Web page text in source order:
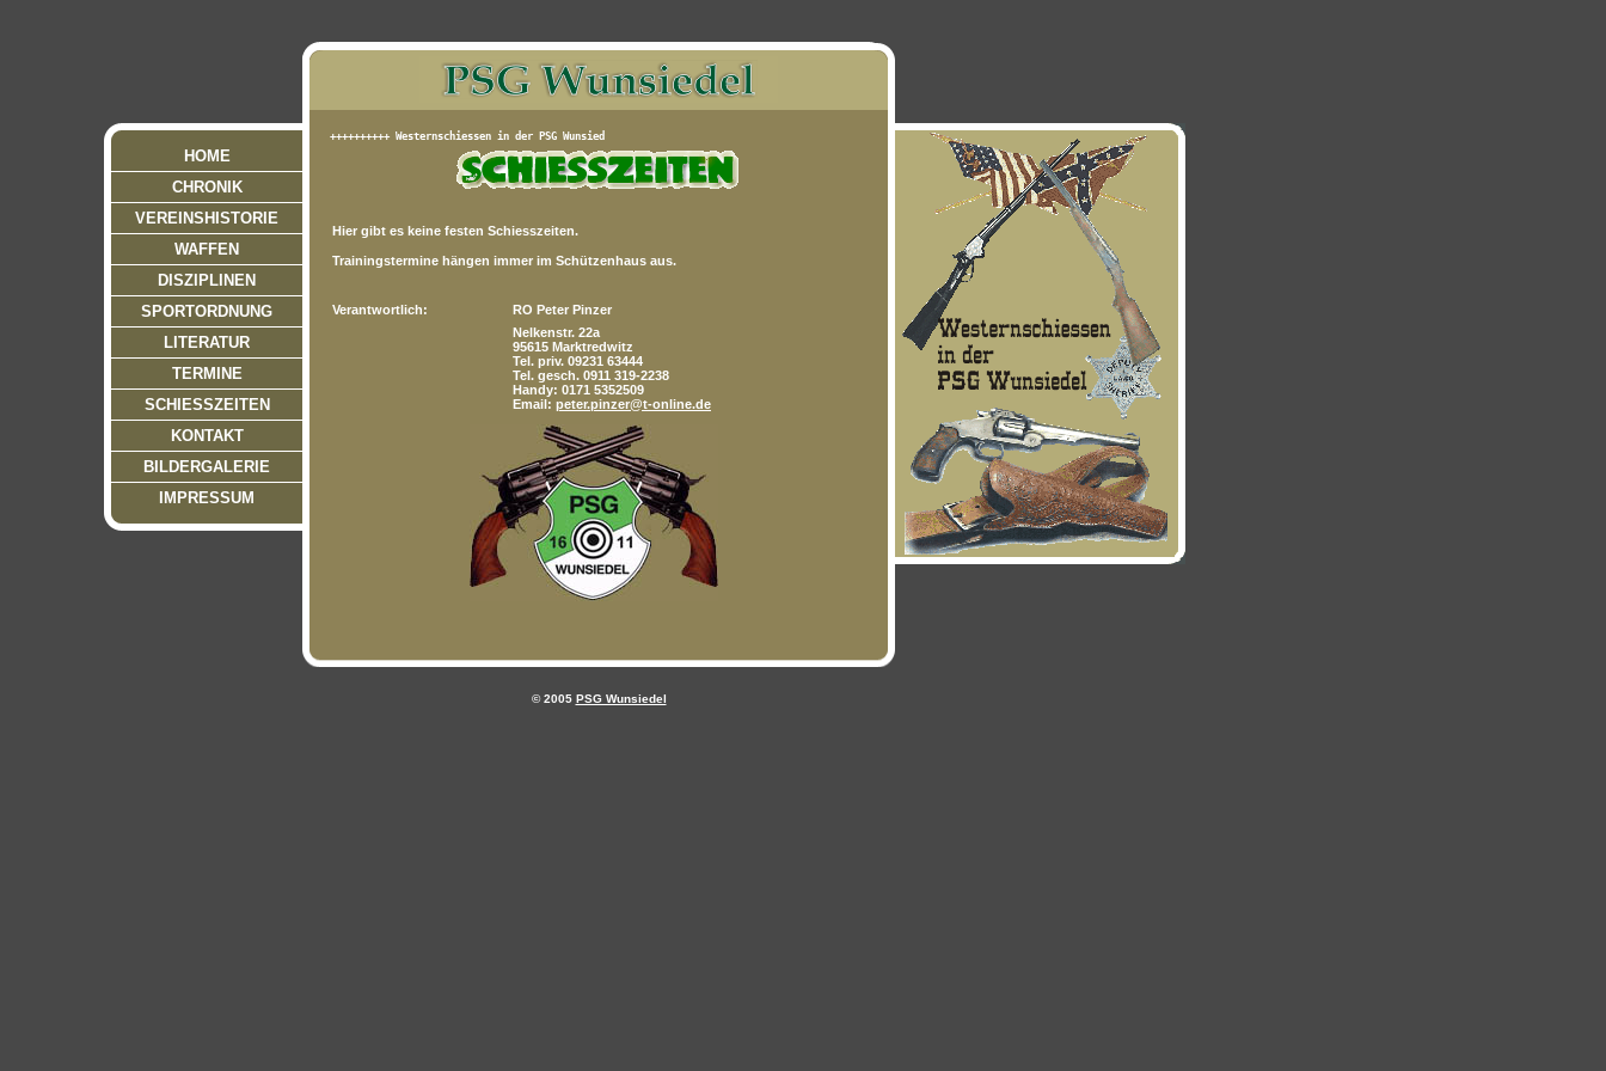
Hier gibt es keine festen Schiesszeiten.
Trainingstermine hängen immer im Schützenhaus aus.
Verantwortlich:
RO Peter Pinzer
Nelkenstr. 22a
95615 Marktredwitz
Tel. priv. 09231 63444
Tel. gesch. 0911 319-2238
Handy: 0171 5352509
Email: peter.pinzer@t-online.de
HOME
CHRONIK
VEREINSHISTORIE
WAFFEN
DISZIPLINEN
SPORTORDNUNG
LITERATUR
TERMINE
SCHIESSZEITEN
KONTAKT
BILDERGALERIE
IMPRESSUM
© 2005 PSG Wunsiedel